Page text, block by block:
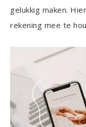
gelukkig maken.
rekening mee te